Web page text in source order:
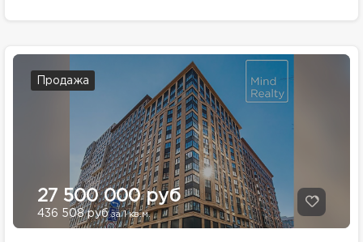
Продажа
27 500 000 руб
436 508 рубза 1 кв.м.